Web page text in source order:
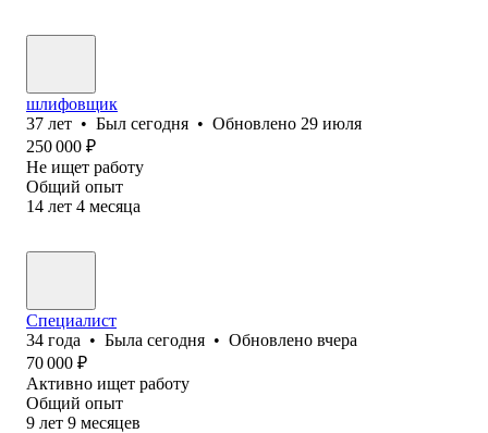
шлифовщик
37 лет • Был сегодня • Обновлено 29 июля
250 000 ₽
Не ищет работу
Общий опыт
14 лет 4 месяца
Специалист
34 года • Была сегодня • Обновлено вчера
70 000 ₽
Активно ищет работу
Общий опыт
9 лет 9 месяцев